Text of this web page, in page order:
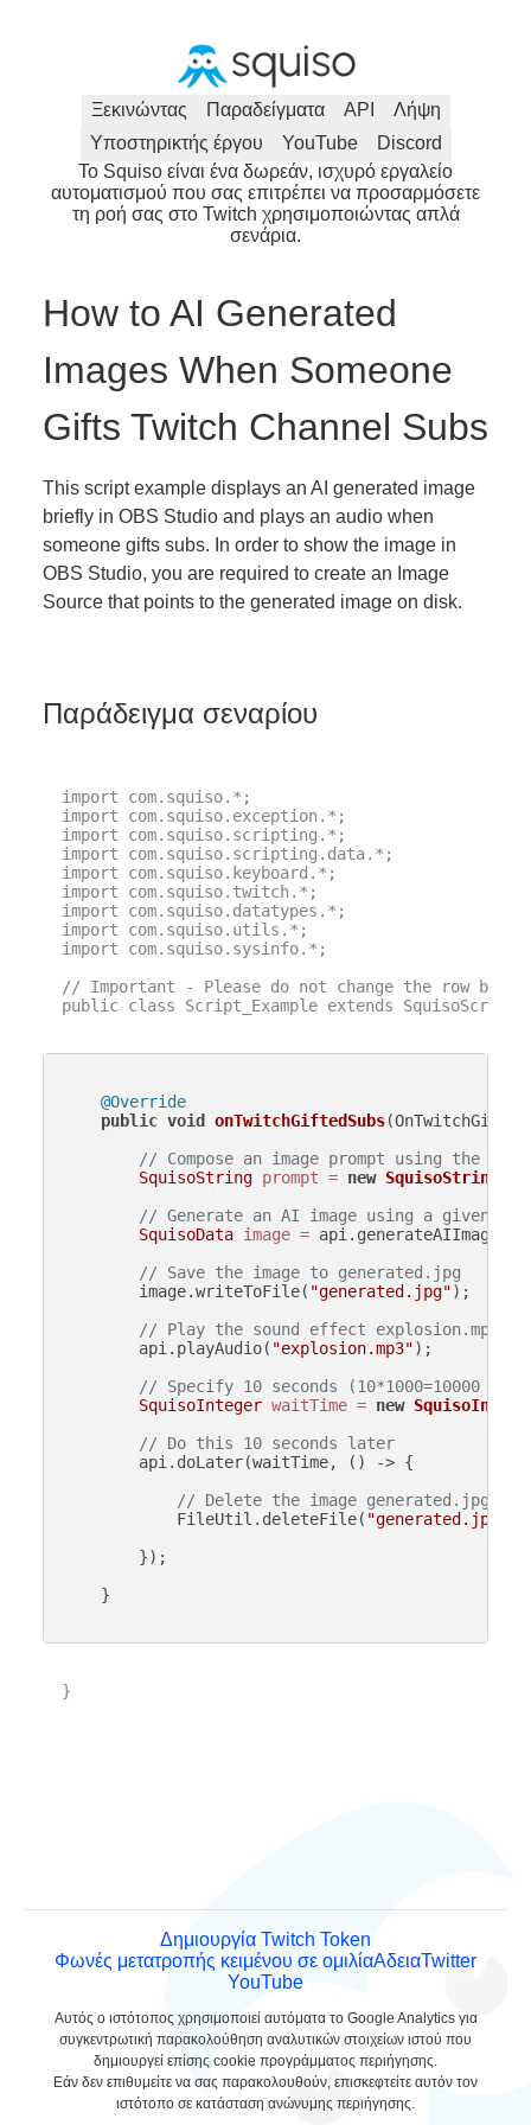
Ξεκινώντας Παραδείγματα API
Λήψη
Υποστηρικτής έργου
YouTube
Discord
Το Squiso είναι ένα δωρεάν, ισχυρό εργαλείο
αυτοματισμού που σας επιτρέπει να προσαρμόσετε
τη ροή σας στο Twitch χρησιμοποιώντας απλά
σενάρια.
How to AI Generated
Images When Someone
Gifts Twitch Channel Subs
This script example displays an AI generated image
briefly in OBS Studio and plays an audio when
someone gifts subs. In order to show the image in
OBS Studio, you are required to create an Image
Source that points to the generated image on disk.
Παράδειγμα σεναρίου
import com.squiso.*;
import com.squiso.exception.*;
import com.squiso.scripting.*;
import com.squiso.scripting.data.*;
import com.squiso.keyboard.*;
import com.squiso.twitch.*;
import com.squiso.datatypes.*;
import com.squiso.utils.*;
import com.squiso.sysinfo.*;
// Important - Please do not change the row
public class Script_Example extends SquisoScript
@Override
public void onTwitchGiftedSubs
// Compose an image prompt using the
SquisoString prompt = new SquisoString
// Generate an AI image using a given
SquisoData image =
// Save the image to generated.jpg
        image.writeToFile(
"generated.jpg");
// Play the sound effect explosion.mp3
        api.playAudio(
"explosion.mp3");
// Specify 10 seconds (10*1000=10000
SquisoInteger waitTime = new
// Do this 10 seconds later
        api.doLater(waitTime, () -> {
// Delete the image generated.jpg
            FileUtil.deleteFile(
"generated.jpg"
        });
    }
}
Δημιουργία Twitch Token
Φωνές μετατροπής κειμένου σε ομιλίαΑδειαTwitter
YouTube
Αυτός ο ιστότοπος χρησιμοποιεί αυτόματα το Google Analytics για
συγκεντρωτική παρακολούθηση αναλυτικών στοιχείων ιστού που
δημιουργεί επίσης cookie προγράμματος περιήγησης.
Εάν δεν επιθυμείτε να σας παρακολουθούν, επισκεφτείτε αυτόν τον
ιστότοπο σε κατάσταση ανώνυμης περιήγησης.